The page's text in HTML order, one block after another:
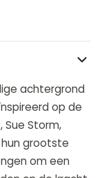
achtergrond
op de
Sue Storm,
hun grootste
om een